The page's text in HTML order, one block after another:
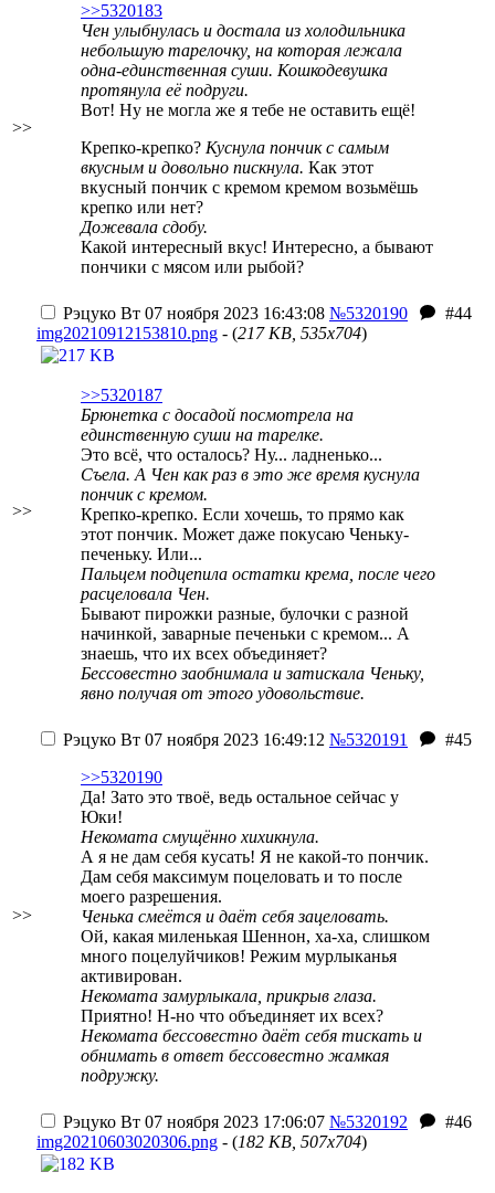
>>
>>5320183
Чен улыбнулась и достала из холодильника
небольшую тарелочку, на которая лежала
одна-единственная суши. Кошкодевушка
протянула её подруги.
Вот! Ну не могла же я тебе не оставить ещё!
Крепко-крепко? Куснула пончик с самым
вкусным и довольно пискнула. Как этот
вкусный пончик с кремом кремом возьмёшь
крепко или нет?
Дожевала сдобу.
Какой интересный вкус! Интересно, а бывают
пончики с мясом или рыбой?
>>
Рэцуко Вт 07 ноября 2023 16:43:08 №5320190
#44
img20210912153810.png - (217 KB, 535x704)
>>5320187
Брюнетка с досадой посмотрела на
единственную суши на тарелке.
Это всё, что осталось? Ну... ладненько...
Съела. А Чен как раз в это же время куснула
пончик с кремом.
Крепко-крепко. Если хочешь, то прямо как
этот пончик. Может даже покусаю Ченьку-
печеньку. Или...
Пальцем подцепила остатки крема, после чего
расцеловала Чен.
Бывают пирожки разные, булочки с разной
начинкой, заварные печеньки с кремом... А
знаешь, что их всех объединяет?
Бессовестно заобнимала и затискала Ченьку,
явно получая от этого удовольствие.
>>
Рэцуко Вт 07 ноября 2023 16:49:12 №5320191
#45
>>5320190
Да! Зато это твоё, ведь остальное сейчас у
Юки!
Некомата смущённо хихикнула.
А я не дам себя кусать! Я не какой-то пончик.
Дам себя максимум поцеловать и то после
моего разрешения.
Ченька смеётся и даёт себя зацеловать.
Ой, какая миленькая Шеннон, ха-ха, слишком
много поцелуйчиков! Режим мурлыканья
активирован.
Некомата замурлыкала, прикрыв глаза.
Приятно! Н-но что объединяет их всех?
Некомата бессовестно даёт себя тискать и
обнимать в ответ бессовестно жамкая
подружку.
Рэцуко Вт 07 ноября 2023 17:06:07 №5320192
#46
img20210603020306.png - (182 KB, 507x704)